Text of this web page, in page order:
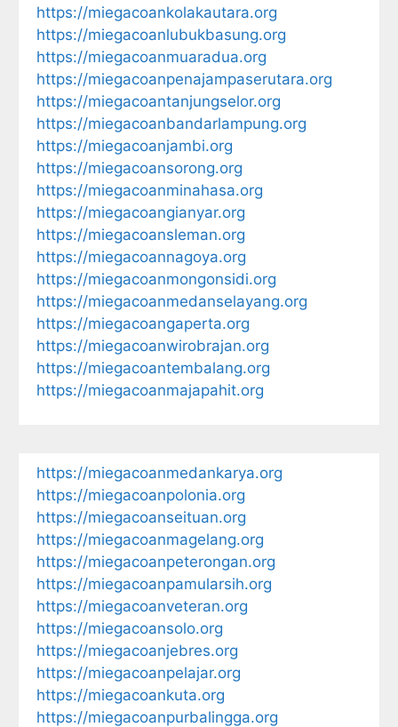
https://miegacoankolakautara.org
https://miegacoanlubukbasung.org
https://miegacoanmuaradua.org
https://miegacoanpenajampaserutara.org
https://miegacoantanjungselor.org
https://miegacoanbandarlampung.org
https://miegacoanjambi.org
https://miegacoansorong.org
https://miegacoanminahasa.org
https://miegacoangianyar.org
https://miegacoansleman.org
https://miegacoannagoya.org
https://miegacoanmongonsidi.org
https://miegacoanmedanselayang.org
https://miegacoangaperta.org
https://miegacoanwirobrajan.org
https://miegacoantembalang.org
https://miegacoanmajapahit.org
https://miegacoanmedankarya.org
https://miegacoanpolonia.org
https://miegacoanseituan.org
https://miegacoanmagelang.org
https://miegacoanpeterongan.org
https://miegacoanpamularsih.org
https://miegacoanveteran.org
https://miegacoansolo.org
https://miegacoanjebres.org
https://miegacoanpelajar.org
https://miegacoankuta.org
https://miegacoanpurbalingga.org